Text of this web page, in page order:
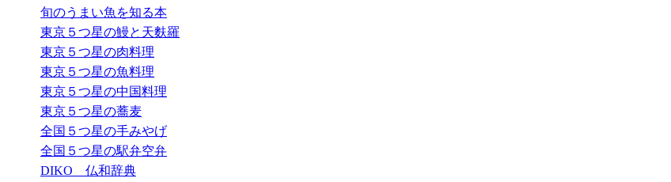
旬のうまい魚を知る本
東京５つ星の鰻と天麩羅
東京５つ星の肉料理
東京５つ星の魚料理
東京５つ星の中国料理
東京５つ星の蕎麦
全国５つ星の手みやげ
全国５つ星の駅弁空弁
DIKO 仏和辞典